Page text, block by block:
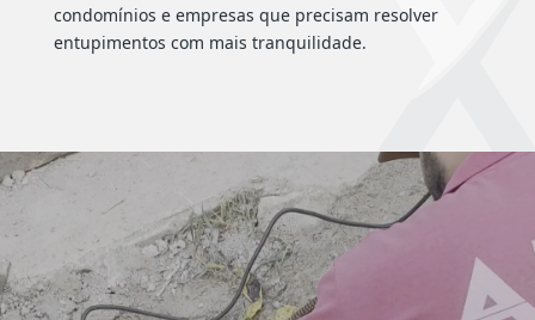
condomínios e empresas que precisam resolver
entupimentos com mais tranquilidade.